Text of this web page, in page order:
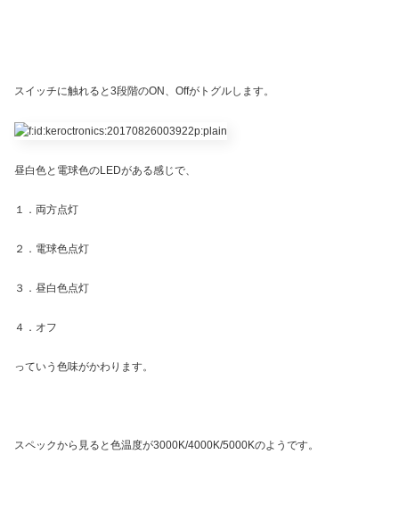
スイッチに触れると3段階のON、Offがトグルします。
昼白色と電球色のLEDがある感じで、
１．両方点灯
２．電球色点灯
３．昼白色点灯
４．オフ
っていう色味がかわります。
スペックから見ると色温度が3000K/4000K/5000Kのようです。